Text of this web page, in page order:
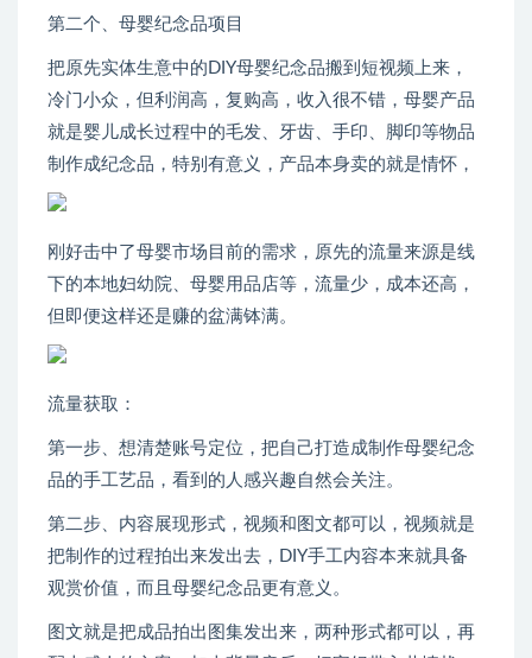
第二个、母婴纪念品项目
把原先实体生意中的DIY母婴纪念品搬到短视频上来，
冷门小众，但利润高，复购高，收入很不错，母婴产品
就是婴儿成长过程中的毛发、牙齿、手印、脚印等物品
制作成纪念品，特别有意义，产品本身卖的就是情怀，
刚好击中了母婴市场目前的需求，原先的流量来源是线
下的本地妇幼院、母婴用品店等，流量少，成本还高，
但即便这样还是赚的盆满钵满。
流量获取：
第一步、想清楚账号定位，把自己打造成制作母婴纪念
品的手工艺品，看到的人感兴趣自然会关注。
第二步、内容展现形式，视频和图文都可以，视频就是
把制作的过程拍出来发出去，DIY手工内容本来就具备
观赏价值，而且母婴纪念品更有意义。
图文就是把成品拍出图集发出来，两种形式都可以，再